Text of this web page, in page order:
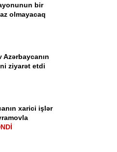
bir
olmayacaq
Azərbaycanın
ziyarət etdi
xarici işlər